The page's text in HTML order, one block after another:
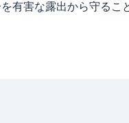
有害な露出から守るこ